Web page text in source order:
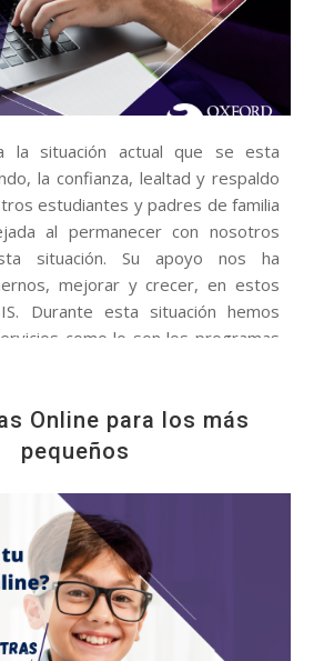
la situación actual que se esta
la confianza, lealtad y respaldo
estudiantes y padres de familia
al permanecer con nosotros
situación. Su apoyo nos ha
mejorar y crecer, en estos
Durante esta situación hemos
como lo son los programas
Cada día estamos enfocados en
para ofrecer excelentes
Online para los más
pequeños